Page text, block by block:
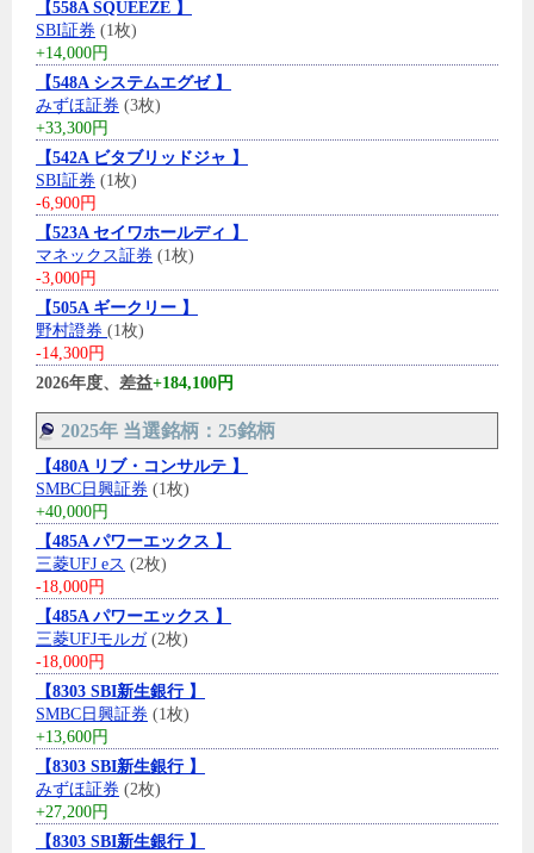
【558A SQUEEZE 】
SBI証券 (1枚)
+14,000円
【548A システムエグゼ 】
みずほ証券 (3枚)
+33,300円
【542A ビタブリッドジャ 】
SBI証券 (1枚)
-6,900円
【523A セイワホールディ 】
マネックス証券 (1枚)
-3,000円
【505A ギークリー 】
野村證券 (1枚)
-14,300円
2026年度、差益+184,100円
2025年 当選銘柄：25銘柄
【480A リブ・コンサルテ 】
SMBC日興証券 (1枚)
+40,000円
【485A パワーエックス 】
三菱UFJ eス (2枚)
-18,000円
【485A パワーエックス 】
三菱UFJモルガ(2枚)
-18,000円
【8303 SBI新生銀行 】
SMBC日興証券 (1枚)
+13,600円
【8303 SBI新生銀行 】
みずほ証券 (2枚)
+27,200円
【8303 SBI新生銀行 】